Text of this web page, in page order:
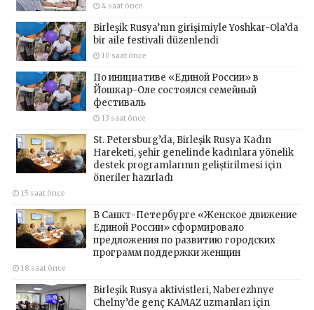
4 saat önce
Birleşik Rusya’nın girişimiyle Yoshkar-Ola’da
bir aile festivali düzenlendi
10 saat önce
По инициативе «Единой России» в
Йошкар-Оле состоялся семейный
фестиваль
13 saat önce
St. Petersburg’da, Birleşik Rusya Kadın
Hareketi, şehir genelinde kadınlara yönelik
destek programlarının geliştirilmesi için
öneriler hazırladı
15 saat önce
В Санкт-Петербурге «Женское движение
Единой России» сформировало
предложения по развитию городских
программ поддержки женщин
18 saat önce
Birleşik Rusya aktivistleri, Naberezhnye
Chelny’de genç KAMAZ uzmanları için